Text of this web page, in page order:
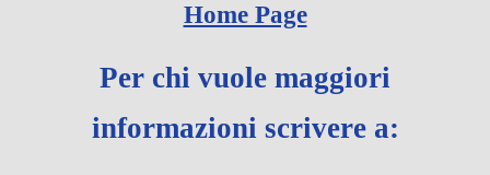
Home Page
Per chi vuole maggiori
informazioni scrivere a: